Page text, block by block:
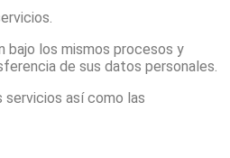
bajo los mismos procesos y
de sus datos personales.
servicios así como las